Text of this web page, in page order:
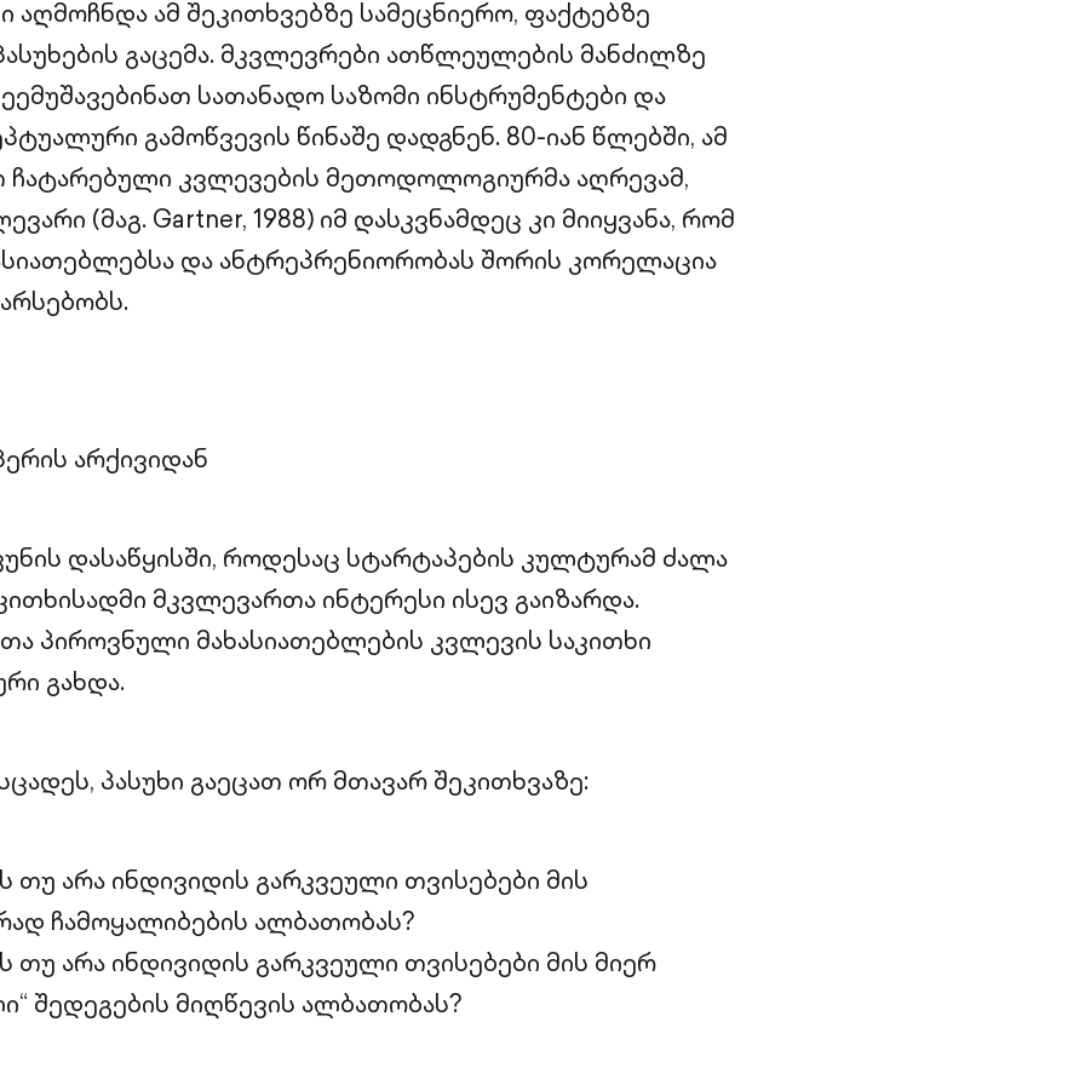
აღმოჩნდა ამ შეკითხვებზე სამეცნიერო, ფაქტებზე
გაცემა. მკვლევრები ათწლეულების მანძილზე
სათანადო საზომი ინსტრუმენტები და
გამოწვევის წინაშე დადგნენ. 80-იან წლებში, ამ
კვლევების მეთოდოლოგიურმა აღრევამ,
(მაგ. Gartner, 1988) იმ დასკვნამდეც კი მიიყვანა, რომ
და ანტრეპრენიორობას შორის კორელაცია
არქივიდან
დასაწყისში, როდესაც სტარტაპების კულტურამ ძალა
მკვლევართა ინტერესი ისევ გაიზარდა.
პიროვნული მახასიათებლების კვლევის საკითხი
გახდა.
პასუხი გაეცათ ორ მთავარ შეკითხვაზე:
თუ არა ინდივიდის გარკვეული თვისებები მის
ჩამოყალიბების ალბათობას?
თუ არა ინდივიდის გარკვეული თვისებები მის მიერ
შედეგების მიღწევის ალბათობას?